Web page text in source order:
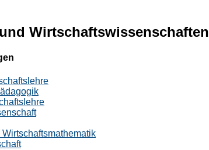
Wirtschaftswissenschaften